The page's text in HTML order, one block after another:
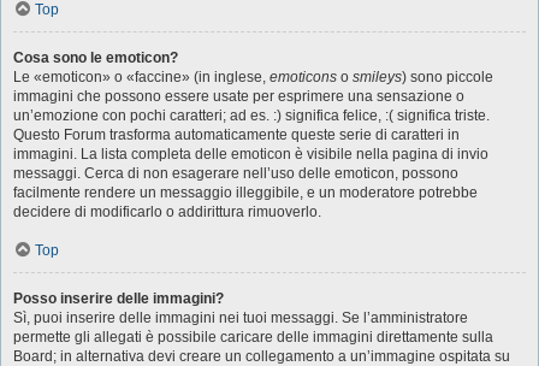
Top
Cosa sono le emoticon?
Le «emoticon» o «faccine» (in inglese, emoticons o smileys) sono piccole
immagini che possono essere usate per esprimere una sensazione o
un’emozione con pochi caratteri; ad es. :) significa felice, :( significa triste.
Questo Forum trasforma automaticamente queste serie di caratteri in
immagini. La lista completa delle emoticon è visibile nella pagina di invio
messaggi. Cerca di non esagerare nell’uso delle emoticon, possono
facilmente rendere un messaggio illeggibile, e un moderatore potrebbe
decidere di modificarlo o addirittura rimuoverlo.
Top
Posso inserire delle immagini?
Sì, puoi inserire delle immagini nei tuoi messaggi. Se l’amministratore
permette gli allegati è possibile caricare delle immagini direttamente sulla
Board; in alternativa devi creare un collegamento a un’immagine ospitata su